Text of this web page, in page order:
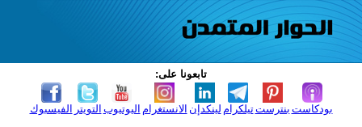
تابعونا على:
الفيسبوك التويتر اليوتيوب الانستغرام لينكدإن تيلكرامبنترست بودكاست